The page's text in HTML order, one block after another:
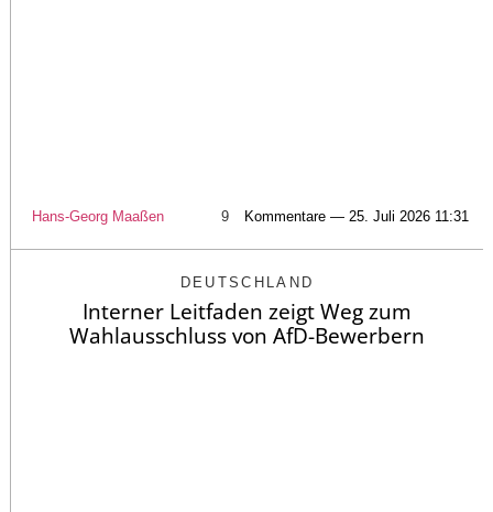
Hans-Georg Maaßen 9 Kommentare — 25. Juli 2026 11:31
DEUTSCHLAND
Interner Leitfaden zeigt Weg zum
Wahlausschluss von AfD-Bewerbern